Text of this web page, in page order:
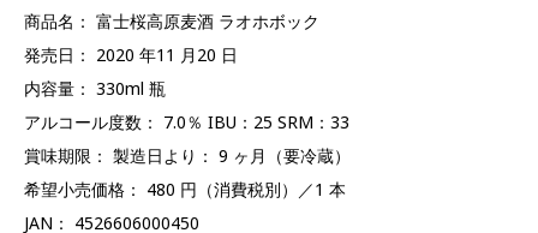
商品名： 富士桜高原麦酒 ラオホボック
発売日： 2020 年11 月20 日
内容量： 330ml 瓶
アルコール度数： 7.0％ IBU：25 SRM：33
賞味期限： 製造日より： 9 ヶ月（要冷蔵）
希望小売価格： 480 円（消費税別）／1 本
JAN： 4526606000450